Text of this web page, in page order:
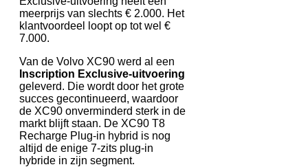
meerprijs van slechts € 2.000. Het
klantvoordeel loopt op tot wel €
7.000.
Van de Volvo XC90 werd al een
Inscription Exclusive-uitvoering
geleverd. Die wordt door het grote
succes gecontinueerd, waardoor
de XC90 onverminderd sterk in de
markt blijft staan. De XC90 T8
Recharge Plug-in hybrid is nog
altijd de enige 7-zits plug-in
hybride in zijn segment.